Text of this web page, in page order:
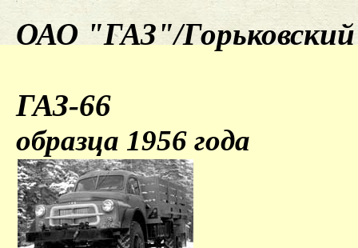
ОАО "ГАЗ"/
ГАЗ-66
образца 1956 года